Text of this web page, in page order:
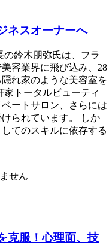
ネスオーナーへ
鈴木朋弥氏は、フラ
容業界に飛び込み、28
れ家のような美容室を
トータルビューティ
ートサロン、さらには
られています。 しか
てのスキルに依存する
せん
克服！心理面、技